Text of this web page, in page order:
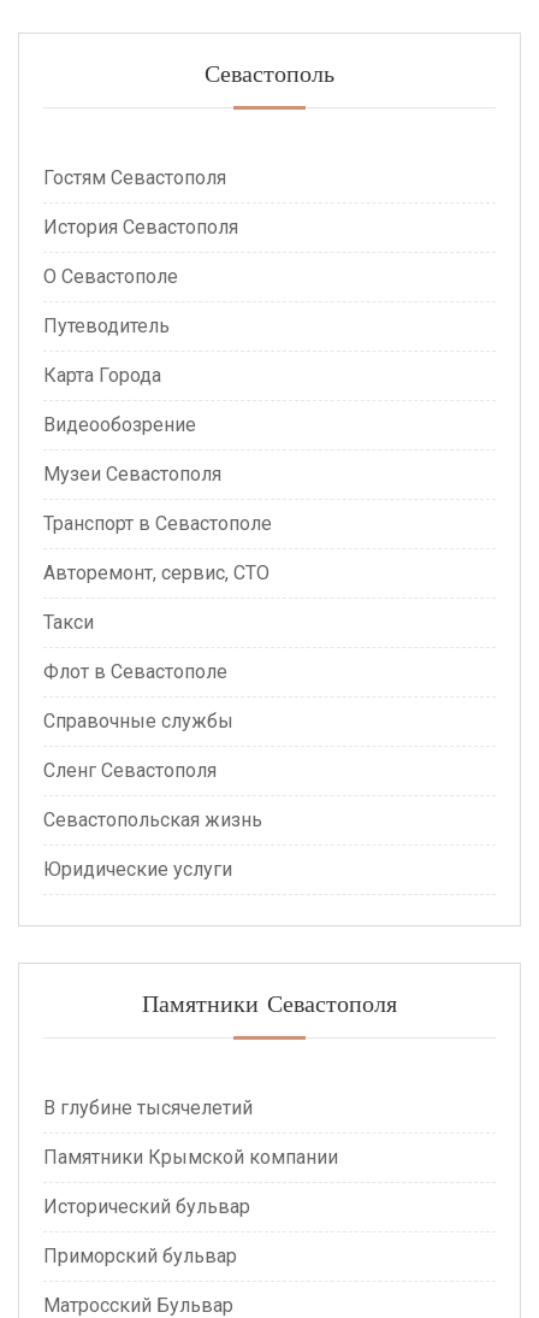
Севастополь
Гостям Севастополя
История Севастополя
О Севастополе
Путеводитель
Карта Города
Видеообозрение
Музеи Севастополя
Транспорт в Севастополе
Авторемонт, сервис, СТО
Такси
Флот в Севастополе
Справочные службы
Сленг Севастополя
Севастопольская жизнь
Юридические услуги
Памятники Севастополя
В глубине тысячелетий
Памятники Крымской компании
Исторический бульвар
Приморский бульвар
Матросский Бульвар